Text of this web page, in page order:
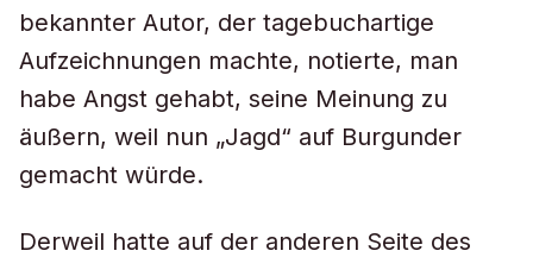
bekannter Autor, der tagebuchartige
Aufzeichnungen machte, notierte, man
habe Angst gehabt, seine Meinung zu
äußern, weil nun „Jagd“ auf Burgunder
gemacht würde.
Derweil hatte auf der anderen Seite des